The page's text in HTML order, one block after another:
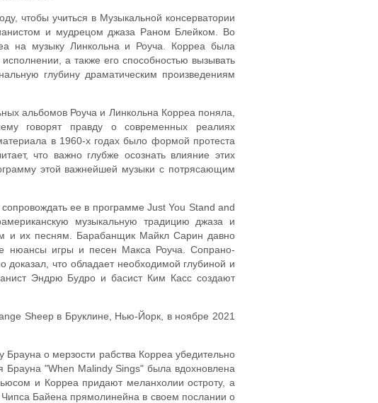
чтобы учиться в Музыкальной консерватории
и мудрецом джаза Раном Блейком. Во
на музыку Линкольна и Роуча. Корреа была
а также его способностью вызывать
глубину драматическим произведениям
альбомов Роуча и Линкольна Корреа поняла,
говорят правду о современных реалиях
в 1960-х годах было формой протеста
что важно глубже осознать влияние этих
этой важнейшей музыки с потрясающим
ее в программе Just You Stand and
музыкальную традицию джаза и
и их песням. Барабанщик Майкл Сарин давно
нюансы игры и песен Макса Роуча. Сопрано-
что обладает необходимой глубиной и
Эндрю Будро и басист Ким Касс создают
Sheep в Бруклине, Нью-Йорк, в ноябре 2021
о мерзости рабства Корреа убедительно
Брауна "When Malindy Sings" была вдохновлена
и Корреа придают меланхолии остроту, а
Байена прямолинейна в своем послании о